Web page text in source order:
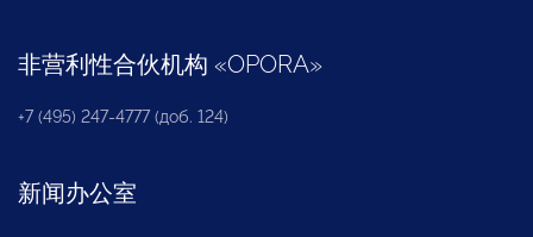
非营利性合伙机构 «OPORA»
+7 (495) 247-4777 (доб. 124)
新闻办公室